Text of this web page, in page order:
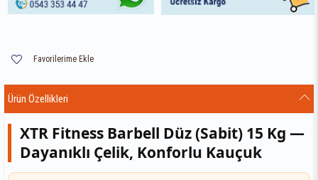
Favorilerime Ekle
Ürün Özellikleri
XTR Fitness Barbell Düz (Sabit) 15 Kg —
Dayanıklı Çelik, Konforlu Kauçuk